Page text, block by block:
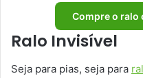
Compre o ralo
Ralo Invisível
Seja para pias, seja para